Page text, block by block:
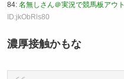
84: 名無しさん＠実況で競馬板アウト
ID:jkObRls80
濃厚接触かもな